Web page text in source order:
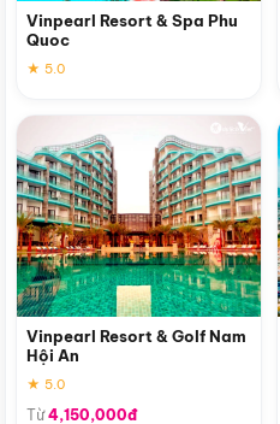
Vinpearl Resort & Spa Phu
Quoc
★ 5.0
Vinpearl Resort & Golf Nam
Hội An
★ 5.0
Từ4,150,000đ